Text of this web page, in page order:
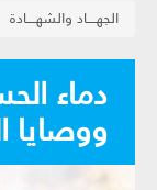
الجهــــاد والشهــــادة
دماء
ووصايا